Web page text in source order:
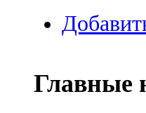
Главные